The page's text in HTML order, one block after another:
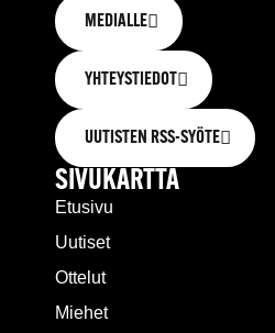
MEDIALLE
YHTEYSTIEDOT
UUTISTEN RSS-SYÖTE
SIVUKARTTA
Etusivu
Uutiset
Ottelut
Miehet